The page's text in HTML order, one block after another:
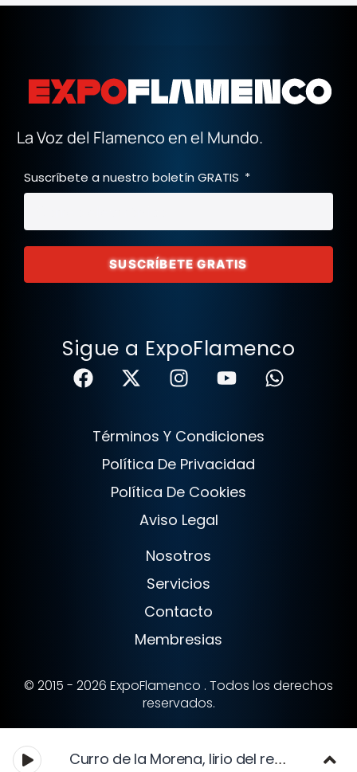
La Voz del Flamenco en el Mundo.
Suscríbete a nuestro boletín GRATIS
SUSCRÍBETE GRATIS
Sigue a ExpoFlamenco
Términos Y Condiciones
Política De Privacidad
Política De Cookies
Aviso Legal
Nosotros
Servicios
Contacto
Membresias
© 2015 - 2026 ExpoFlamenco . Todos los derechos
reservados.
Curro de la Morena, lirio del rezo cantado